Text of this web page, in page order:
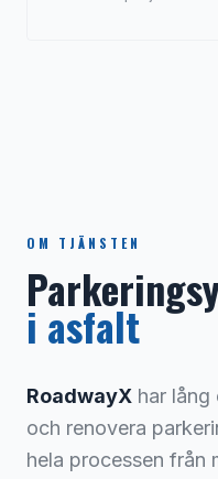
OM TJÄNSTEN
i asfalt
RoadwayX har
och renovera
hela processen från